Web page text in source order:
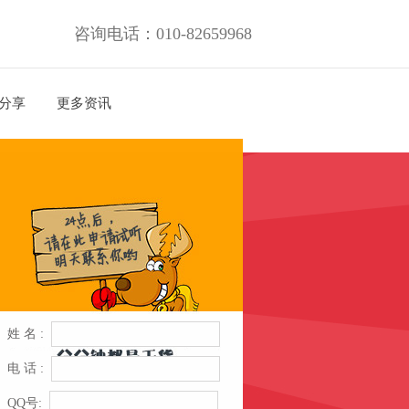
咨询电话：010-82659968
享 更多资讯
姓 名 :
电 话 :
QQ号: